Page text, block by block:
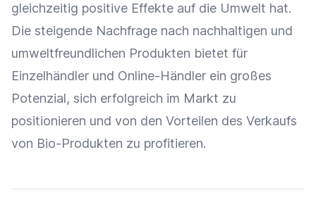
gleichzeitig positive Effekte auf die Umwelt hat.
Die steigende Nachfrage nach nachhaltigen und
umweltfreundlichen Produkten bietet für
Einzelhändler und Online-Händler ein großes
Potenzial, sich erfolgreich im Markt zu
positionieren und von den Vorteilen des Verkaufs
von Bio-Produkten zu profitieren.